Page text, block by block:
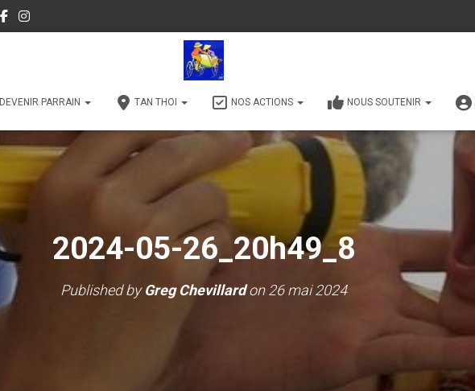
DEVENIR PARRAIN TAN THOI NOS ACTIONS NOUS SOUTENIR
2024-05-26_20h49_8
Published byGreg Chevillardon 26 mai 2024